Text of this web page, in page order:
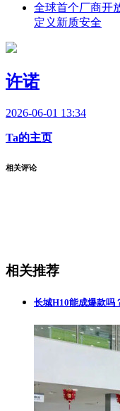
全球首个厂商开
定义新质安全
许诺
2026-06-01 13:34
Ta的主页
相关评论
相关推荐
长城H10能成爆款吗